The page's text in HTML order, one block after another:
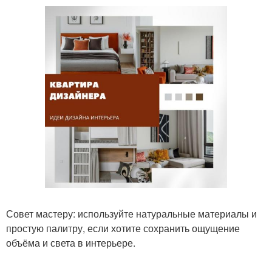
Совет мастеру: используйте натуральные материалы и
простую палитру, если хотите сохранить ощущение
объёма и света в интерьере.